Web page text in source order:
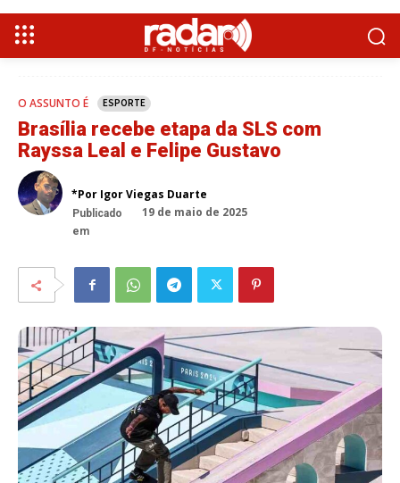
O ASSUNTO É ESPORTE
Brasília recebe etapa da SLS com
Rayssa Leal e Felipe Gustavo
*Por Igor Viegas Duarte
Publicado
em
19 de maio de 2025